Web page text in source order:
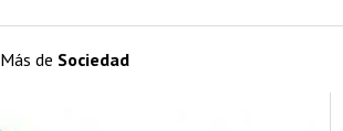
Más de Sociedad